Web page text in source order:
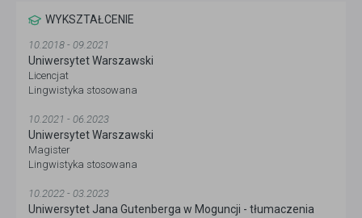
WYKSZTAŁCENIE
10.2018 - 09.2021
Uniwersytet Warszawski
Licencjat
Lingwistyka stosowana
10.2021 - 06.2023
Uniwersytet Warszawski
Magister
Lingwistyka stosowana
10.2022 - 03.2023
Uniwersytet Jana Gutenberga w Moguncji - tłumaczenia